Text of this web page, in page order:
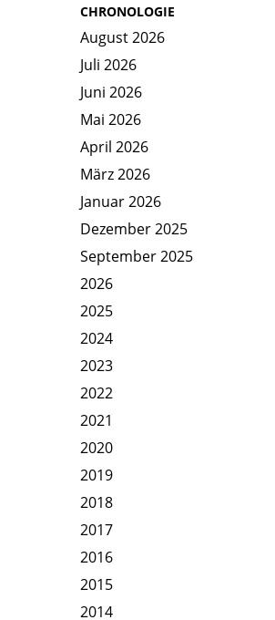
CHRONOLOGIE
August 2026
Juli 2026
Juni 2026
Mai 2026
April 2026
März 2026
Januar 2026
Dezember 2025
September 2025
2026
2025
2024
2023
2022
2021
2020
2019
2018
2017
2016
2015
2014